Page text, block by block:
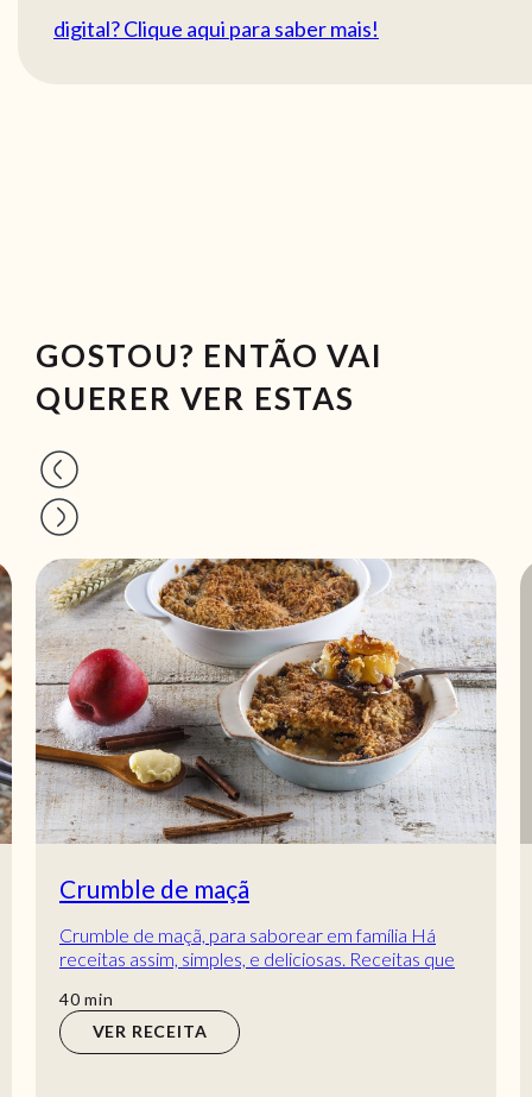
digital? Clique aqui para saber mais!
GOSTOU? ENTÃO VAI
QUERER VER ESTAS
Crumble de maçã
Crumble de maçã, para saborear em família Há
receitas assim, simples, e deliciosas. Receitas que
40min
min
VER RECEITA